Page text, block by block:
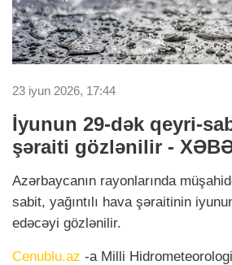
23 iyun 2026, 17:44
İyunun 29-dək qeyri-
şəraiti gözlənilir -
Azərbaycanın rayonlarında
sabit, yağıntılı hava şəraitinin
edəcəyi gözlənilir.
Cenublu.az -a Milli